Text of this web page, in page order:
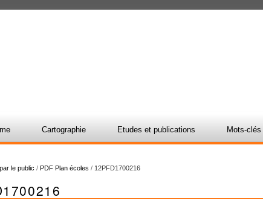
Cartographie Etudes et publications Mots-clés
le public / PDF Plan écoles / 12PFD1700216